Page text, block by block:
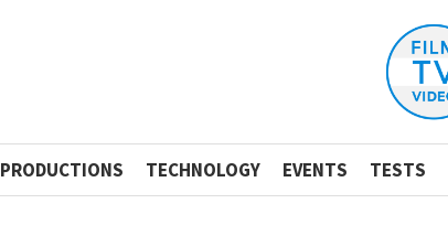
PRODUCTIONS TECHNOLOGY EVENTS TESTS